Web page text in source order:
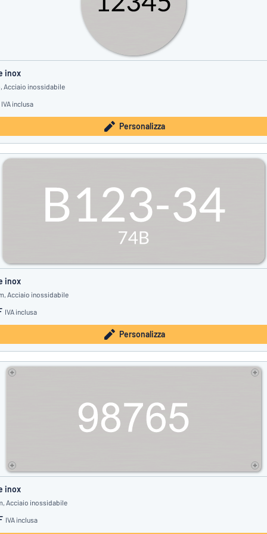
inox
Acciaio inossidabile
IVA inclusa
Personalizza
inox
Acciaio inossidabile
IVA inclusa
Personalizza
inox
Acciaio inossidabile
IVA inclusa